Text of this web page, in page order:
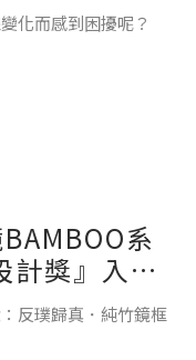
方！
化而感到困擾呢？
，親自為大家實測
系
計獎』入
反璞歸真．純竹鏡框